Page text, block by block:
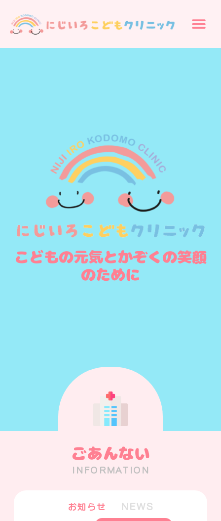
こどもの元気とかぞくの笑顔
のために
ごあんない
INFORMATION
お知らせ NEWS